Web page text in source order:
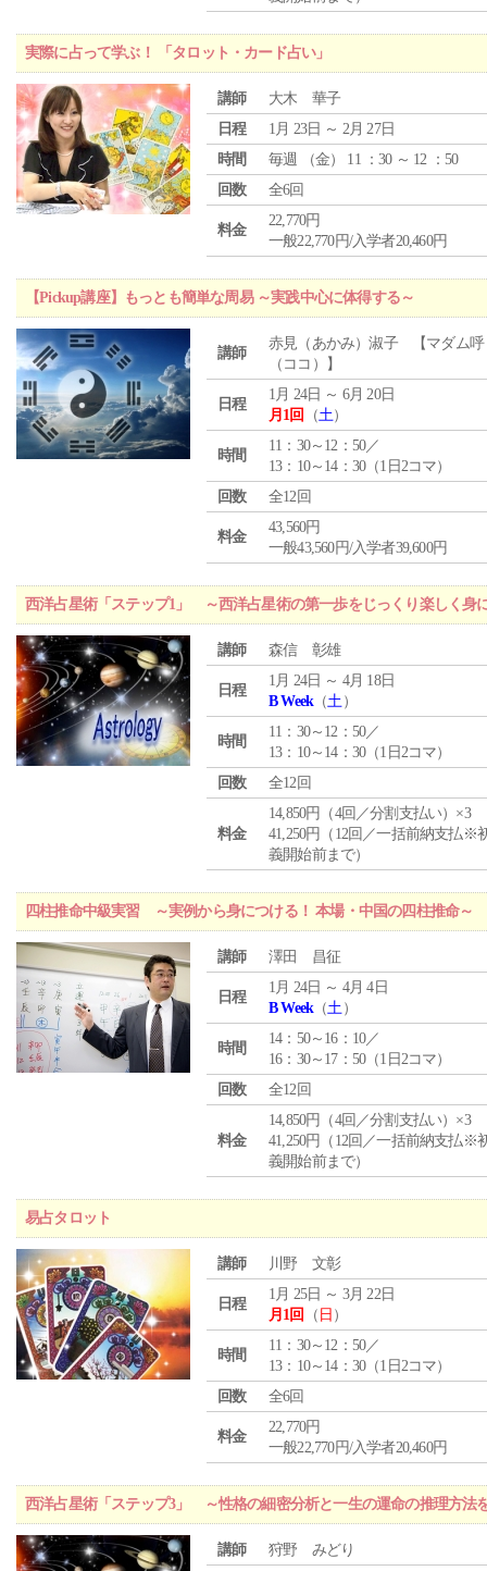
実際に占って学ぶ！ 「タロット・カード占い」
講師
大木 華子
日程
1月 23日 ～ 2月 27日
時間
毎週 （金） 11 ：30 ～ 12 ：50
回数
全6回
料金
22,770円
一般22,770円/入学者20,460円
【Pickup講座】もっとも簡単な周易 ～実践中心に体得する～
講師
赤見（あかみ）淑子 【マダム呼
（ココ）】
日程
1月 24日 ～ 6月 20日
月1回
（土）
時間
11：30～12：50／
13：10～14：30（1日2コマ）
回数
全12回
料金
43,560円
一般43,560円/入学者39,600円
西洋占星術「ステップ1」 ～西洋占星術の第一歩をじっくり楽しく身
講師 森信 彰雄
日程
1月 24日 ～ 4月 18日
B Week（土）
時間
11：30～12：50／
13：10～14：30（1日2コマ）
回数
全12回
料金
14,850円（4回／分割支払い）×3
41,250円（12回／一括前納支払※
義開始前まで）
四柱推命中級実習 ～実例から身につける！ 本場・中国の四柱推命～
講師 澤田 昌征
日程
1月 24日 ～ 4月 4日
B Week（土）
時間
14：50～16：10／
16：30～17：50（1日2コマ）
回数
全12回
料金
14,850円（4回／分割支払い）×3
41,250円（12回／一括前納支払※
義開始前まで）
易占タロット
講師 川野 文彰
日程
1月 25日 ～ 3月 22日
月1回
（ 日 ）
時間
11：30～12：50／
13：10～14：30（1日2コマ）
回数
全6回
料金
22,770円
一般22,770円/入学者20,460円
西洋占星術「ステップ3」 ～性格の細密分析と一生の運命の推理方法
講師 狩野 みどり